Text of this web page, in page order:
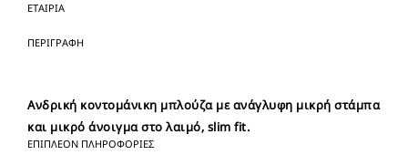
ΕΤΑΙΡΊΑ
ΠΕΡΙΓΡΑΦΉ
Ανδρική κοντομάνικη μπλούζα με ανάγλυφη μικρή στάμπα
και μικρό άνοιγμα στο λαιμό, slim fit.
ΕΠΙΠΛΈΟΝ ΠΛΗΡΟΦΟΡΊΕΣ